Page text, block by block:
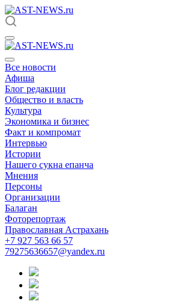
Все новости
Афиша
Блог редакции
Общество и власть
Культура
Экономика и бизнес
Факт и компромат
Интервью
Истории
Нашего сукна епанча
Мнения
Персоны
Организации
Балаган
Фоторепортаж
Православная Астрахань
+7 927 563 66 57
79275636657@yandex.ru